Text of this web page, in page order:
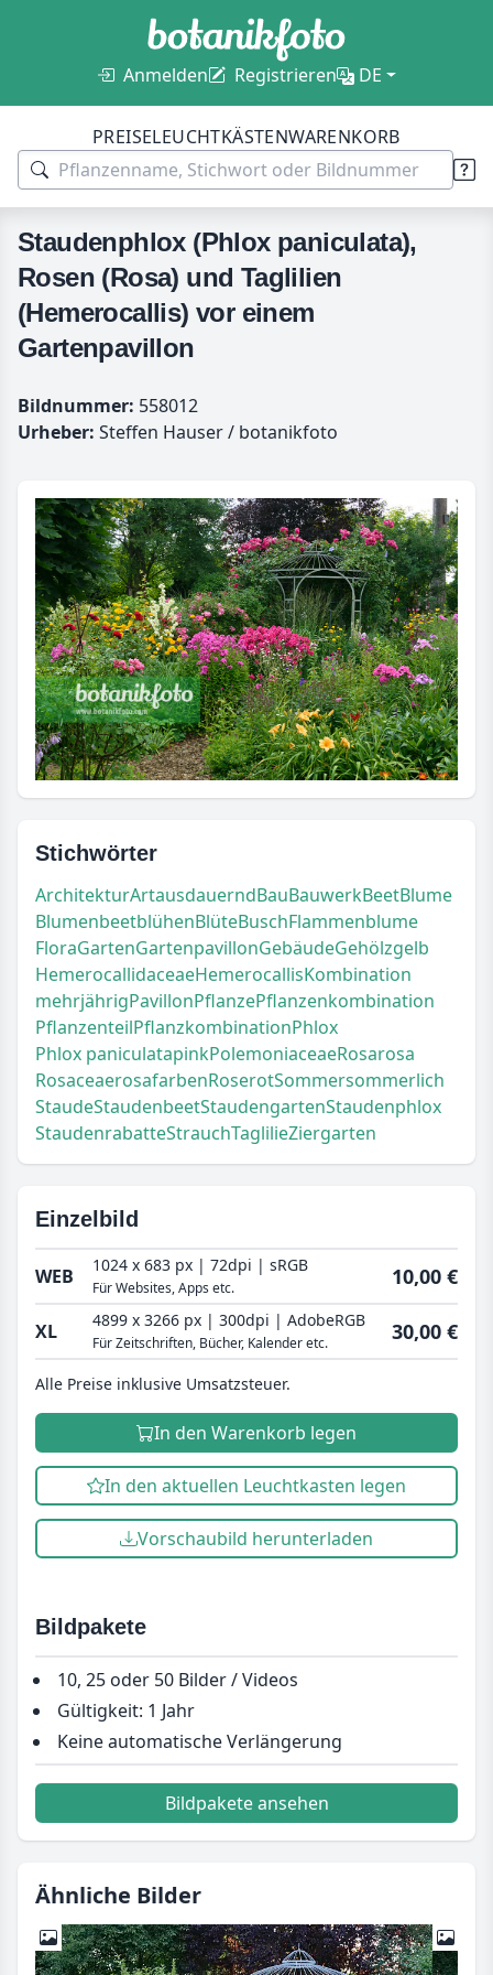
Anmelden Registrieren DE
PREISELEUCHTKÄSTENWARENKORB
Staudenphlox (Phlox paniculata),
Rosen (Rosa) und Taglilien
(Hemerocallis) vor einem
Gartenpavillon
Bildnummer: 558012
Urheber: Steffen Hauser / botanikfoto
Stichwörter
ArchitekturArtausdauerndBauBauwerkBeetBlume
BlumenbeetblühenBlüteBuschFlammenblume
FloraGartenGartenpavillonGebäudeGehölzgelb
HemerocallidaceaeHemerocallisKombination
mehrjährigPavillonPflanzePflanzenkombination
PflanzenteilPflanzkombinationPhlox
Phlox paniculatapinkPolemoniaceaeRosarosa
RosaceaerosafarbenRoserotSommersommerlich
StaudeStaudenbeetStaudengartenStaudenphlox
StaudenrabatteStrauchTaglilieZiergarten
Einzelbild
WEB 1024 x 683 px | 72dpi | sRGB
Für Websites, Apps etc. 10,00 €
XL 4899 x 3266 px | 300dpi | AdobeRGB
Für Zeitschriften, Bücher, Kalender etc. 30,00 €
Alle Preise inklusive Umsatzsteuer.
In den Warenkorb legen
In den aktuellen Leuchtkasten legen
Vorschaubild herunterladen
Bildpakete
10, 25 oder 50 Bilder / Videos
Gültigkeit: 1 Jahr
Keine automatische Verlängerung
Bildpakete ansehen
Ähnliche Bilder